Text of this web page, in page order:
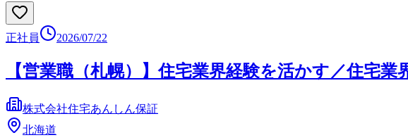
正社員 2026/07/22
【営業職（札幌）】住宅業界経験を活かす／住宅
株式会社住宅あんしん保証
北海道